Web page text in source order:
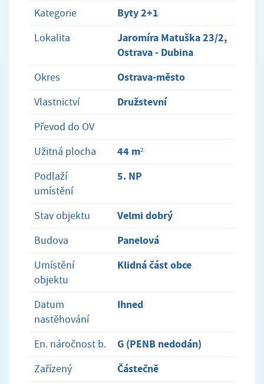
Kategorie Byty 2+1
Lokalita
Jaromíra Matuška 23/2,
Ostrava - Dubina
Okres Ostrava-město
Vlastnictví Družstevní
Převod do OV
Užitná plocha
44 m²
Podlaží
umístění
5. NP
Stav objektu Velmi dobrý
Budova Panelová
Umístění
objektu
Klidná část obce
Datum
nastěhování
Ihned
En. náročnost b. G (PENB nedodán)
Zařízený Částečně